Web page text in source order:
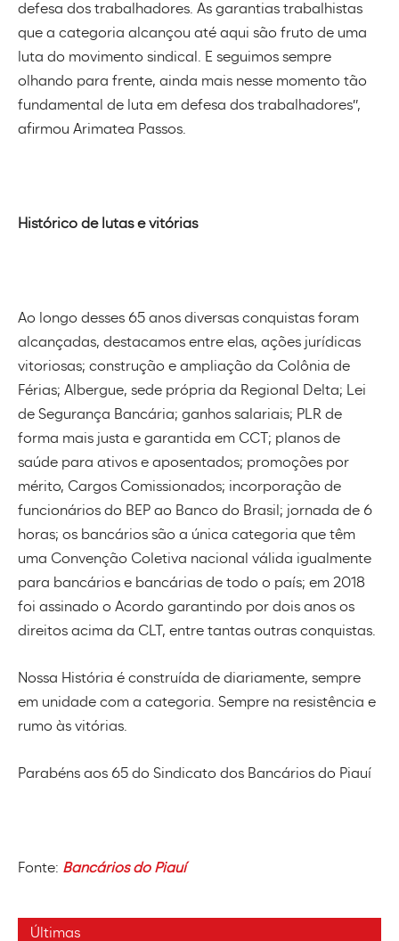
defesa dos trabalhadores. As garantias trabalhistas
que a categoria alcançou até aqui são fruto de uma
luta do movimento sindical. E seguimos sempre
olhando para frente, ainda mais nesse momento tão
fundamental de luta em defesa dos trabalhadores”,
afirmou Arimatea Passos.
Histórico de lutas e vitórias
Ao longo desses 65 anos diversas conquistas foram
alcançadas, destacamos entre elas, ações jurídicas
vitoriosas; construção e ampliação da Colônia de
Férias; Albergue, sede própria da Regional Delta; Lei
de Segurança Bancária; ganhos salariais; PLR de
forma mais justa e garantida em CCT; planos de
saúde para ativos e aposentados; promoções por
mérito, Cargos Comissionados; incorporação de
funcionários do BEP ao Banco do Brasil; jornada de 6
horas; os bancários são a única categoria que têm
uma Convenção Coletiva nacional válida igualmente
para bancários e bancárias de todo o país; em 2018
foi assinado o Acordo garantindo por dois anos os
direitos acima da CLT, entre tantas outras conquistas.
Nossa História é construída de diariamente, sempre
em unidade com a categoria. Sempre na resistência e
rumo às vitórias.
Parabéns aos 65 do Sindicato dos Bancários do Piauí
Fonte: Bancários do Piauí
Últimas